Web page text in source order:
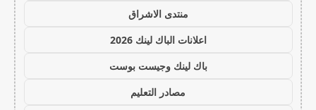
منتدى الاشراق
اعلانات الباك لينك 2026
باك لينك وجيست بوست
مصادر التعليم